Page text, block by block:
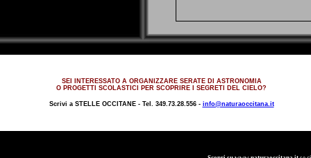
SEI INTERESSATO A ORGANIZZARE SERATE DI ASTRONOMIA
O PROGETTI SCOLASTICI PER SCOPRIRE I SEGRETI DEL CIELO?
Scrivi a STELLE OCCITANE - Tel. 349.73.28.556 - info@naturaoccitana.it